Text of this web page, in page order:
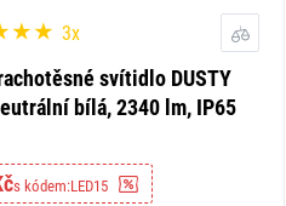
3x
svítidlo DUSTY
bílá, 2340 lm, IP65
s kódem:LED15